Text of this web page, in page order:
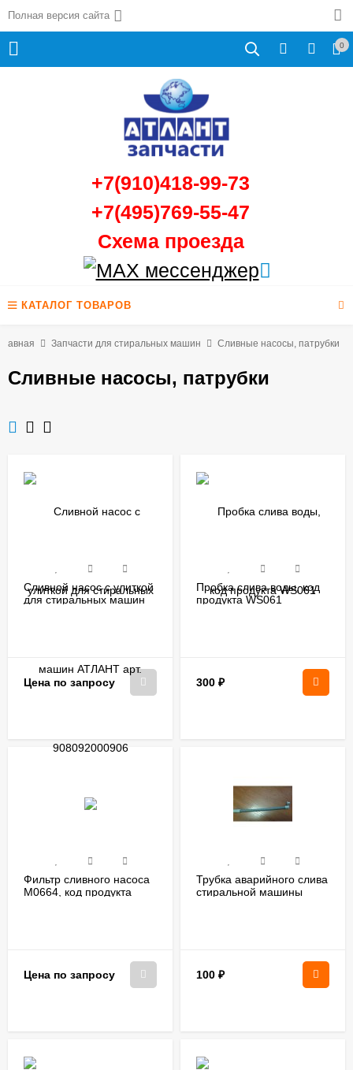
Полная версия сайта
0
+7(910)418-99-73
+7(495)769-55-47
Схема проезда
КАТАЛОГ ТОВАРОВ
Запчасти для стиральных машин Сливные насосы, патрубки
Сливные насосы, патрубки
Сливной насос с улиткой
для стиральных машин
Цена по запросу
Пробка слива воды, код
продукта WS061
300 ₽
Фильтр сливного насоса
М0664, код продукта
Цена по запросу
Трубка аварийного слива
стиральной машины
100 ₽